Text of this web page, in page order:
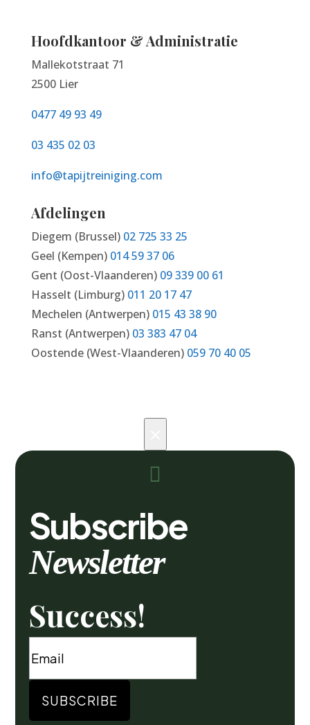
Hoofdkantoor & Administratie
Mallekotstraat 71
2500 Lier
0477 49 93 49
03 435 02 03
info@tapijtreiniging.com
Afdelingen
Diegem (Brussel) 02 725 33 25
Geel (Kempen) 014 59 37 06
Gent (Oost-Vlaanderen) 09 339 00 61
Hasselt (Limburg) 011 20 17 47
Mechelen (Antwerpen) 015 43 38 90
Ranst (Antwerpen) 03 383 47 04
Oostende (West-Vlaanderen) 059 70 40 05

Subscribe
Newsletter
Success!
SUBSCRIBE